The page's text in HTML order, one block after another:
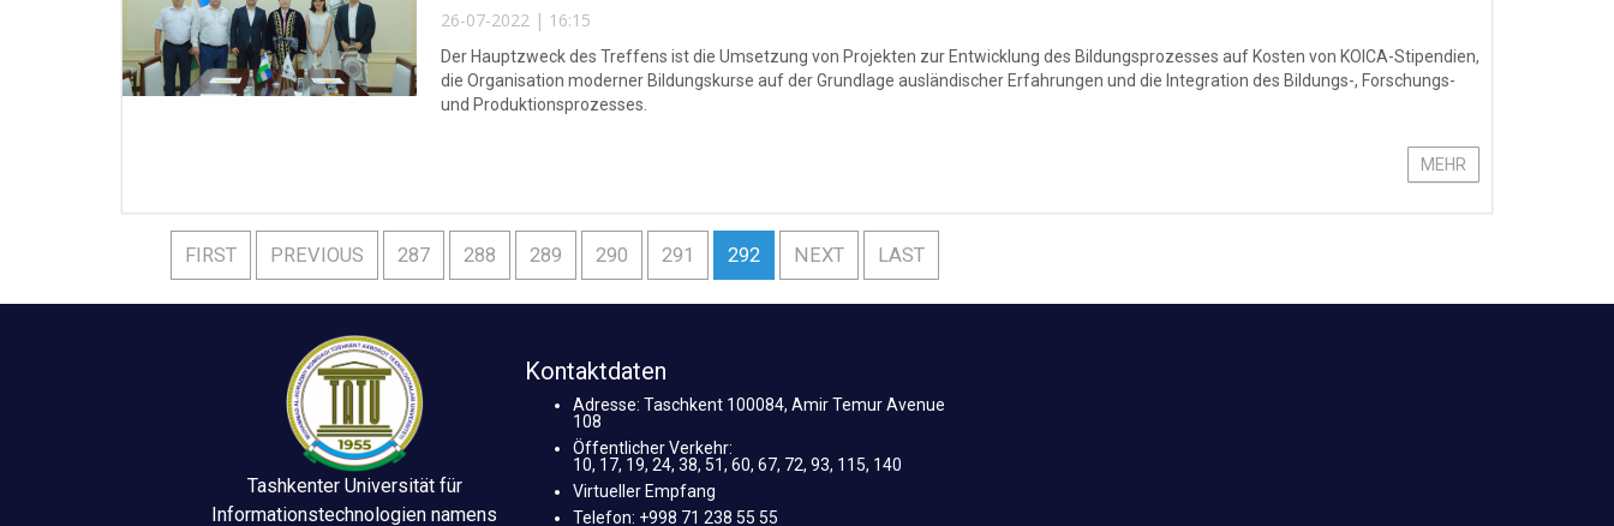
26-07-2022 | 16:15
Der Hauptzweck des Treffens ist die Umsetzung von Projekten zur Entwicklung des Bildungsprozesses auf Kosten von KOICA-Stipendien,
die Organisation moderner Bildungskurse auf der Grundlage ausländischer Erfahrungen und die Integration des Bildungs-, Forschungs-
und Produktionsprozesses.
MEHR
FIRST PREVIOUS 287 288 289 290 291 292 NEXT LAST
Tashkenter Universität für
Informationstechnologien namens
Kontaktdaten
Adresse: Taschkent 100084, Amir Temur Avenue
108
Öffentlicher Verkehr:
10, 17, 19, 24, 38, 51, 60, 67, 72, 93, 115, 140
Virtueller Empfang
Telefon: +998 71 238 55 55